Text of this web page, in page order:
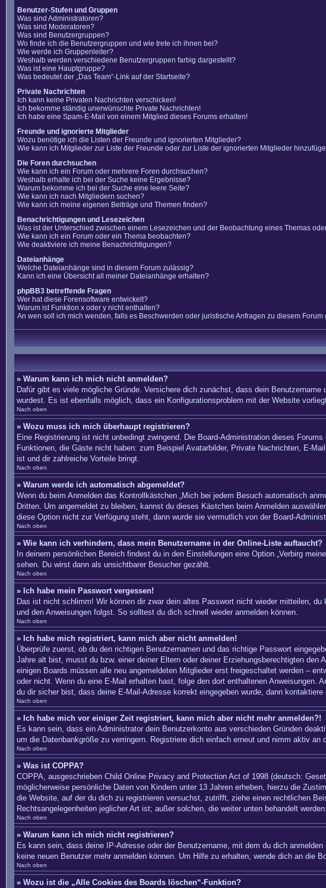
Benutzer-Stufen und Gruppen
Was sind Administratoren?
Was sind Moderatoren?
Was sind Benutzergruppen?
Wo finde ich die Benutzergruppen und wie trete ich ihnen bei?
Wie werde ich Gruppenleiter?
Weshalb werden verschiedene Benutzergruppen farbig dargestellt?
Was ist eine Hauptgruppe?
Was bedeutet der „Das Team“-Link auf der Startseite?
Private Nachrichten
Ich kann keine Privaten Nachrichten verschicken!
Ich bekomme ständig unerwünschte Private Nachrichten!
Ich habe eine Spam-E-Mail von einem Mitglied dieses Forums erhalten!
Freunde und ignorierte Mitglieder
Wozu benötige ich die Listen der Freunde und ignorierten Mitglieder?
Wie kann ich Mitglieder zur Liste der Freunde oder zur Liste der ignorierten Mitglieder
Die Foren durchsuchen
Wie kann ich ein Forum oder mehrere Foren durchsuchen?
Weshalb erhalte ich bei der Suche keine Ergebnisse?
Warum bekomme ich bei der Suche eine leere Seite?
Wie kann ich nach Mitgliedern suchen?
Wie kann ich meine eigenen Beiträge und Themen finden?
Benachrichtigungen und Lesezeichen
Was ist der Unterschied zwischen einem Lesezeichen und der Beobachtung eines Themas
Wie kann ich ein Forum oder ein Thema beobachten?
Wie deaktiviere ich meine Benachrichtigungen?
Dateianhänge
Welche Dateianhänge sind in diesem Forum zulässig?
Kann ich eine Übersicht all meiner Dateianhänge erhalten?
phpBB3 betreffende Fragen
Wer hat diese Forensoftware entwickelt?
Warum ist Funktion x oder y nicht enthalten?
An wen soll ich mich wenden, falls es Beschwerden oder juristische Anfragen zu diesem Forum
» Warum kann ich mich nicht anmelden?
Dafür gibt es viele mögliche Gründe. Versichere dich zunächst, dass dein
wurdest. Es ist ebenfalls möglich, dass ein Konfigurationsproblem mit der Website
Nach oben
» Wozu muss ich mich überhaupt registrieren?
Eine Registrierung ist nicht unbedingt zwingend. Die Board-Administration dieses
Funktionen, die Gäste nicht haben: zum Beispiel Avatarbilder, Private Nachrichten, E-
ist und dir zahlreiche Vorteile bringt.
Nach oben
» Warum werde ich automatisch abgemeldet?
Wenn du beim Anmelden das Kontrollkästchen „Mich bei jedem Besuch automatisch
Dritten. Um angemeldet zu bleiben, kannst du dieses Kästchen beim Anmelden
diese Option nicht zur Verfügung steht, dann wurde sie vermutlich von der Board-
Nach oben
» Wie kann ich verhindern, dass mein Benutzername in der Online-Liste auftaucht?
In deinem persönlichen Bereich findest du in den Einstellungen eine Option „Verbirg
sehen. Du wirst dann als unsichtbarer Besucher gezählt.
Nach oben
» Ich habe mein Passwort vergessen!
Das ist nicht schlimm! Wir können dir zwar dein altes Passwort nicht wieder mitteilen,
und den Anweisungen folgst. So solltest du dich schnell wieder anmelden können.
Nach oben
» Ich habe mich registriert, kann mich aber nicht anmelden!
Überprüfe zuerst, ob du den richtigen Benutzernamen und das richtige Passwort
Jahre alt bist, musst du bzw. einer deiner Eltern oder deiner Erziehungsberechtigten
einigen Boards müssen alle neu angemeldeten Mitglieder erst freigeschaltet werden –
oder nicht. Wenn du eine E-Mail erhalten hast, folge den dort enthaltenen
du dir sicher bist, dass deine E-Mail-Adresse korrekt eingegeben wurde, dann kontaktiere
Nach oben
» Ich habe mich vor einiger Zeit registriert, kann mich aber nicht mehr anmelden?!
Es kann sein, dass ein Administrator dein Benutzerkonto aus verschieden Gründen
um die Datenbankgröße zu verringern. Registriere dich einfach erneut und nimm aktiv an
Nach oben
» Was ist COPPA?
COPPA, ausgeschrieben Child Online Privacy and Protection Act of 1998 (deutsch:
möglicherweise persönliche Daten von Kindern unter 13 Jahren erheben, hierzu die
die Website, auf der du dich zu registrieren versuchst, zutrifft, ziehe einen rechtlichen
Rechtsangelegenheiten jeglicher Art ist; außer solchen, die weiter unten behandelt werden.
Nach oben
» Warum kann ich mich nicht registrieren?
Es kann sein, dass deine IP-Adresse oder der Benutzername, mit dem du dich
keine neuen Benutzer mehr anmelden können. Um Hilfe zu erhalten, wende dich an die
Nach oben
» Wozu ist die „Alle Cookies des Boards löschen“-Funktion?